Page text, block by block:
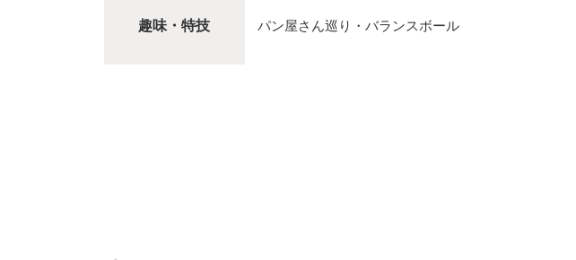
趣味・特技 パン屋さん巡り・バランスボール